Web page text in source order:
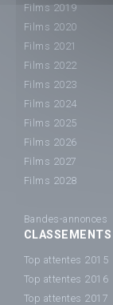
Films 2019
Films 2020
Films 2021
Films 2022
Films 2023
Films 2024
Films 2025
Films 2026
Films 2027
Films 2028
Bandes-annonces
CLASSEMENTS
Top attentes 2015
Top attentes 2016
Top attentes 2017